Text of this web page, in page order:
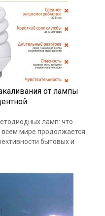
от лампы
ламп: что
всем мире продолжается
бытовых и